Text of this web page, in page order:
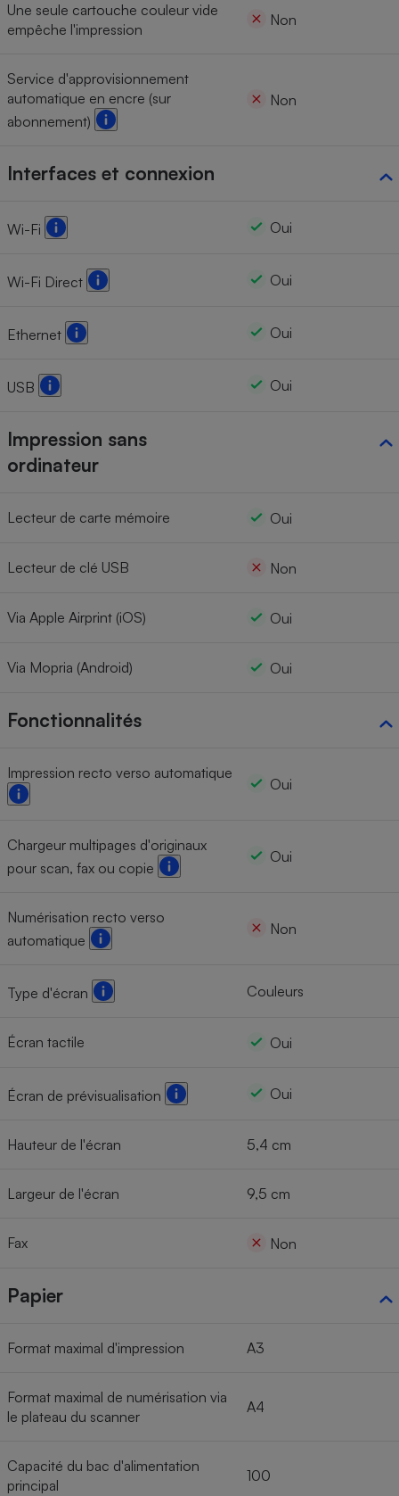
Une seule cartouche couleur vide
empêche l'impression
Non
Service d'approvisionnement
automatique en encre (sur
abonnement)
Non
Interfaces et connexion
Wi-Fi Oui
Wi-Fi Direct Oui
Ethernet Oui
USB Oui
Impression sans
ordinateur
Lecteur de carte mémoire Oui
Lecteur de clé USB Non
Via Apple Airprint (iOS) Oui
Via Mopria (Android) Oui
Fonctionnalités
Impression recto verso automatique
Oui
Chargeur multipages d'originaux
pour scan, fax ou copie
Oui
Numérisation recto verso
automatique
Non
Type d'écran Couleurs
Écran tactile Oui
Écran de prévisualisation Oui
Hauteur de l'écran 5,4 cm
Largeur de l'écran 9,5 cm
Fax Non
Papier
Format maximal d'impression A3
Format maximal de numérisation via
le plateau du scanner
A4
Capacité du bac d'alimentation
principal
100